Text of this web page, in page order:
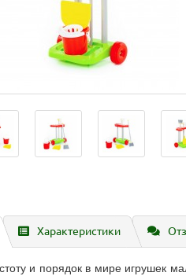
Характеристики
и порядок в мире игрушек